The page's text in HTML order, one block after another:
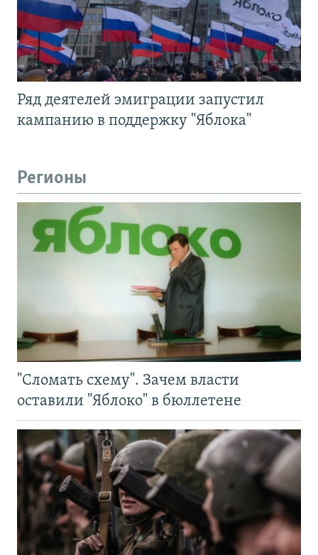
Ряд деятелей эмиграции запустил
кампанию в поддержку "Яблока"
Регионы
"Сломать схему". Зачем власти
оставили "Яблоко" в бюллетене